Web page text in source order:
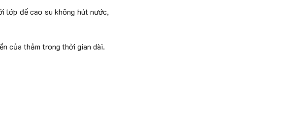
lớp đế cao su không hút nước,
của thảm trong thời gian dài.